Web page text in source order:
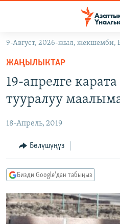
Навигацияга
өтүңүз
салыңызКЫРГЫЗСТАН
ЭКОНОМИКА
МАДАНИЯТ
БОРБОР АЗИЯ
УКРАИНА
АТАЙЫН ИЛИКТӨӨ
ТВ ПРОГРАММАЛАР
ЭКСПЕРТТЕР ТАЛДАЙТ
БИЗ ЖАНА ДҮЙНӨ
ДАНИСТЕ
ӨЗГӨЧӨ ПИКИР
Русский
9-Август, 2026-жыл, жекшемби,
ЖАҢЫЛЫКТАР
19-апрелге
тууралуу
18-Апрель, 2019
Бөлүшүңүз
Бизди Google'дан табыңыз